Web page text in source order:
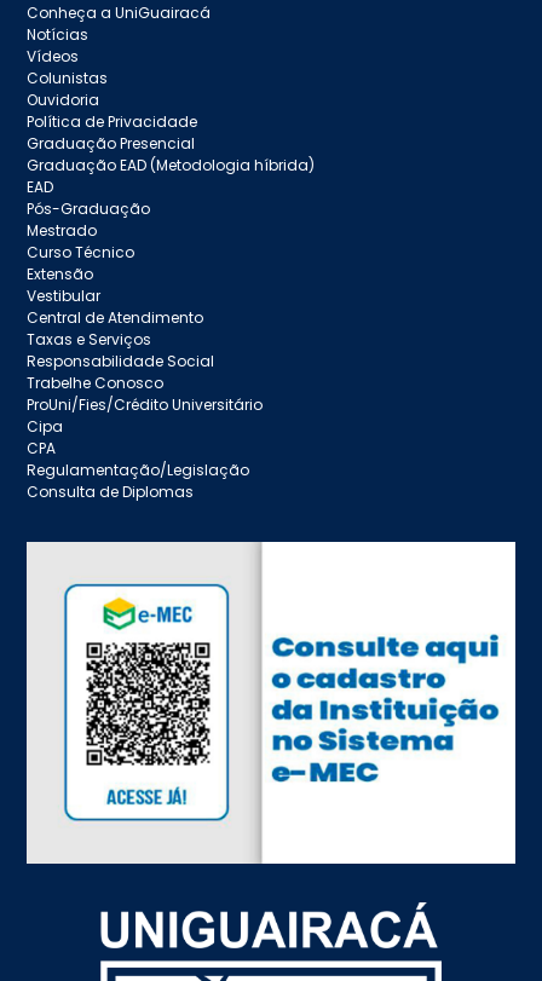
Conheça a UniGuairacá
Notícias
Vídeos
Colunistas
Ouvidoria
Política de Privacidade
Graduação Presencial
Graduação EAD (Metodologia híbrida)
EAD
Pós-Graduação
Mestrado
Curso Técnico
Extensão
Vestibular
Central de Atendimento
Taxas e Serviços
Responsabilidade Social
Trabelhe Conosco
ProUni/Fies/Crédito Universitário
Cipa
CPA
Regulamentação/Legislação
Consulta de Diplomas